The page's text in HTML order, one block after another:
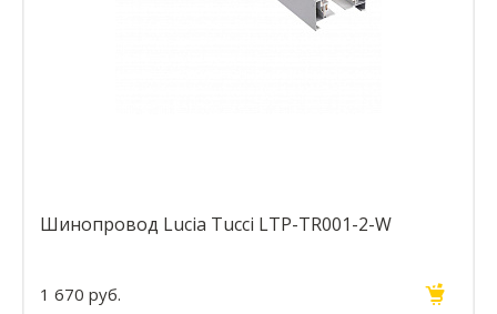
Шинопровод Lucia Tucci LTP-TR001-2-W
1 670 руб.